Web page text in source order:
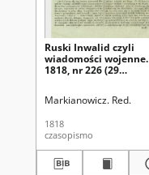
Ruski Inwalid czyli
wiadomości wojenne.
1818, nr 226 (29
Markianowicz. Red.
1818
czasopismo